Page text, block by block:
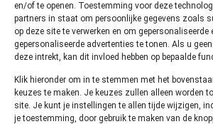
en/of te openen. Toestemming voor deze
partners in staat om persoonlijke gegevens zoals
op deze site te verwerken en om gepersonaliseerde
gepersonaliseerde advertenties te tonen. Als u
deze intrekt, kan dit invloed hebben op bepaalde
Klik hieronder om in te stemmen met het
keuzes te maken. Je keuzes zullen alleen worden
site. Je kunt je instellingen te allen tijde wijzigen,
je toestemming, door gebruik te maken van de
Bewaarwijzer.nl
Ruslandstraat 25
2034XA Haarlem